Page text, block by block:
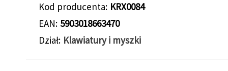
Kod producenta KRX0084
EAN 5903018663470
Dział Klawiatury i myszki